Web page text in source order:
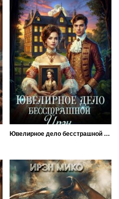
Ювелирное дело бесстрашной Ирэн